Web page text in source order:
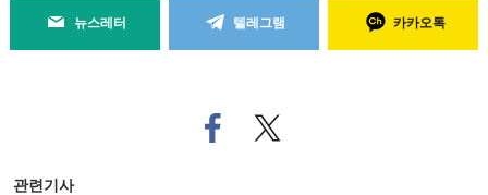
뉴스레터 텔레그램 카카오톡
페
이
트위
터로
관련기사